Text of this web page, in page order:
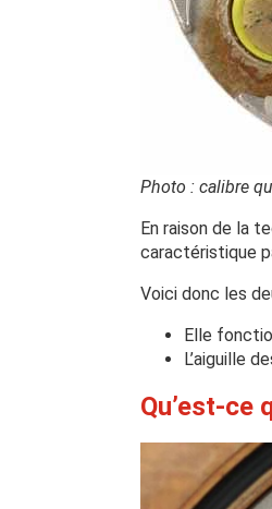
Photo : calibre
En raison de la
caractéristique
Voici donc les
Elle
L’aiguille
Qu’est-ce